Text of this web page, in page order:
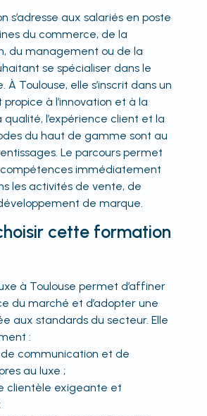
s’adresse aux salariés en poste
du commerce, de la
du management ou de la
se spécialiser dans le
À Toulouse, elle s’inscrit dans un
à l’innovation et à la
l’expérience client et la
du haut de gamme sont au
Le parcours permet
compétences immédiatement
les activités de vente, de
de marque.
cette formation
à Toulouse permet d’affiner
du marché et d’adopter une
aux standards du secteur. Elle
:
communication et de
au luxe ;
clientèle exigeante et